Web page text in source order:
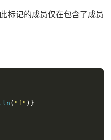
标记的成员仅在包含了成员
( "f" )}